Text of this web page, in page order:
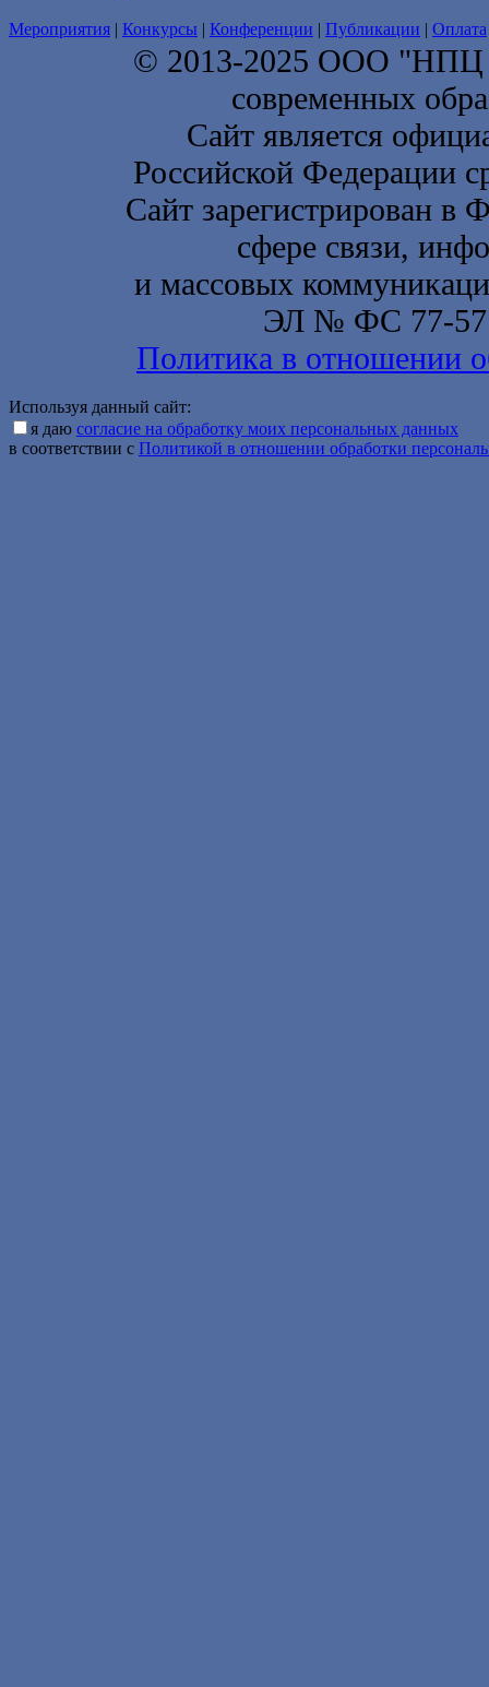
Мероприятия | Конкурсы | Конференции | Публикации | Оплата
© 2013-2025 ООО
современных
Сайт является
Российской Федерации
Сайт зарегистрирован в
сфере связи,
и массовых
ЭЛ № ФС 77-
Политика в отношении
Используя данный сайт:
я даю согласие на обработку моих персональных данных
в соответствии с Политикой в отношении обработки